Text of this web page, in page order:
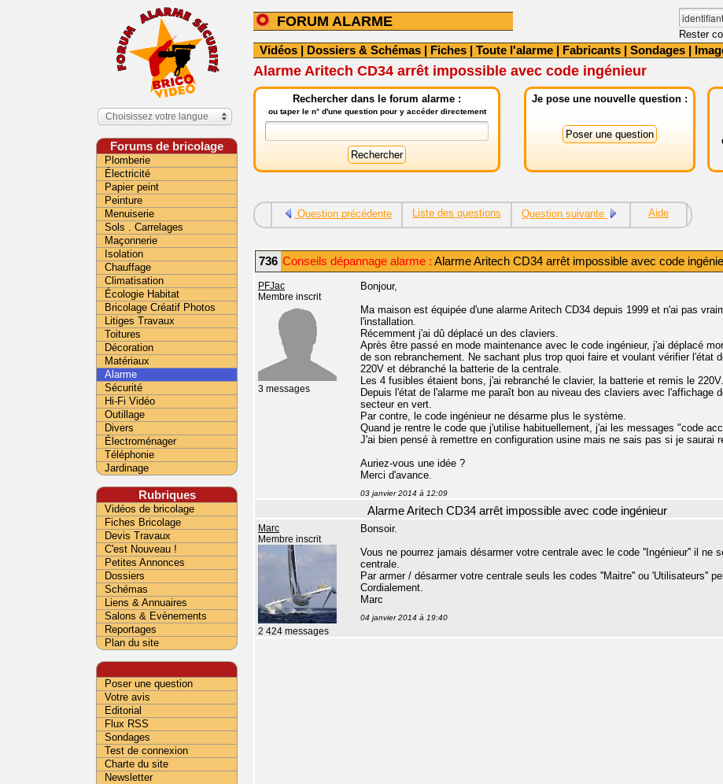
FORUM ALARME
Rester
Vidéos | Dossiers & Schémas | Fiches | Toute l'alarme | Fabricants | Sondages |
Alarme Aritech CD34 arrêt impossible avec code ingénieur
Rechercher dans le forum alarme :
ou taper le n° d'une question pour y accéder directement
Je pose une nouvelle question :
Question précédente Liste des questions Question suivante Aide
736 Conseils dépannage alarme : Alarme Aritech CD34 arrêt impossible avec code
PFJac
Membre inscrit
3 messages
Bonjour,
Ma maison est équipée d'une alarme Aritech CD34 depuis 1999 et n'ai pas
l'installation.
Récemment j'ai dû déplacé un des claviers.
Après être passé en mode maintenance avec le code ingénieur, j'ai déplacé
de son rebranchement. Ne sachant plus trop quoi faire et voulant vérifier l'état
220V et débranché la batterie de la centrale.
Les 4 fusibles étaient bons, j'ai rebranché le clavier, la batterie et remis le 220V.
Depuis l'état de l'alarme me paraît bon au niveau des claviers avec l'affichage
secteur en vert.
Par contre, le code ingénieur ne désarme plus le système.
Quand je rentre le code que j'utilise habituellement, j'ai les messages "code
J'ai bien pensé à remettre en configuration usine mais ne sais pas si je saurai
Auriez-vous une idée ?
Merci d'avance.
03 janvier 2014 à 12:09
Alarme Aritech CD34 arrêt impossible avec code ingénieur
Marc
Membre inscrit
2 424 messages
Bonsoir.
Vous ne pourrez jamais désarmer votre centrale avec le code ''Ingénieur'' il ne
centrale.
Par armer / désarmer votre centrale seuls les codes ''Maitre'' ou 'Utilisateurs''
Cordialement.
Marc
04 janvier 2014 à 19:40
Choisissez votre langue
Forums de bricolage
Plomberie
Électricité
Papier peint
Peinture
Menuiserie
Sols . Carrelages
Maçonnerie
Isolation
Chauffage
Climatisation
Écologie Habitat
Bricolage Créatif Photos
Litiges Travaux
Toitures
Décoration
Matériaux
Alarme
Sécurité
Hi-Fi Vidéo
Outillage
Divers
Électroménager
Téléphonie
Jardinage
Rubriques
Vidéos de bricolage
Fiches Bricolage
Devis Travaux
C'est Nouveau !
Petites Annonces
Dossiers
Schémas
Liens & Annuaires
Salons & Evènements
Reportages
Plan du site
Poser une question
Votre avis
Editorial
Flux RSS
Sondages
Test de connexion
Charte du site
Newsletter